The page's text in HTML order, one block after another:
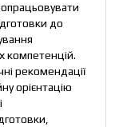
до
компетенцій.
рекомендації
орієнтацію